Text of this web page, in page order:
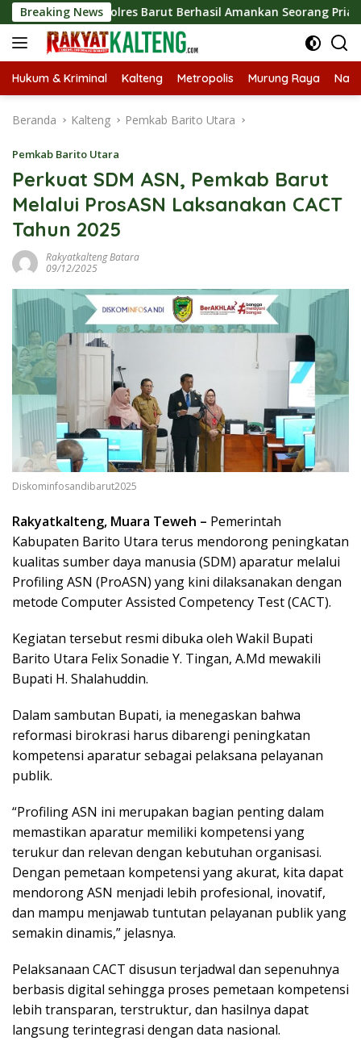
Langsung
ke
konten
Breaking News
Polres Barut Berhasil Amankan Seorang Pria Siap
Hukum & Kriminal Kalteng Metropolis Murung Raya
Beranda Kalteng Pemkab Barito Utara
Pemkab Barito Utara
Perkuat SDM ASN, Pemkab Barut
Melalui ProsASN Laksanakan CACT
Tahun 2025
Rakyatkalteng Batara
09/12/2025
Diskominfosandibarut2025
Rakyatkalteng, Muara Teweh – Pemerintah
Kabupaten Barito Utara terus mendorong peningkatan
kualitas sumber daya manusia (SDM) aparatur melalui
Profiling ASN (ProASN) yang kini dilaksanakan dengan
metode Computer Assisted Competency Test (CACT).
Kegiatan tersebut resmi dibuka oleh Wakil Bupati
Barito Utara Felix Sonadie Y. Tingan, A.Md mewakili
Bupati H. Shalahuddin.
Dalam sambutan Bupati, ia menegaskan bahwa
reformasi birokrasi harus dibarengi peningkatan
kompetensi aparatur sebagai pelaksana pelayanan
publik.
“Profiling ASN ini merupakan bagian penting dalam
memastikan aparatur memiliki kompetensi yang
terukur dan relevan dengan kebutuhan organisasi.
Dengan pemetaan kompetensi yang akurat, kita dapat
mendorong ASN menjadi lebih profesional, inovatif,
dan mampu menjawab tuntutan pelayanan publik yang
semakin dinamis,” jelasnya.
Pelaksanaan CACT disusun terjadwal dan sepenuhnya
berbasis digital sehingga proses pemetaan kompetensi
lebih transparan, terstruktur, dan hasilnya dapat
langsung terintegrasi dengan data nasional.